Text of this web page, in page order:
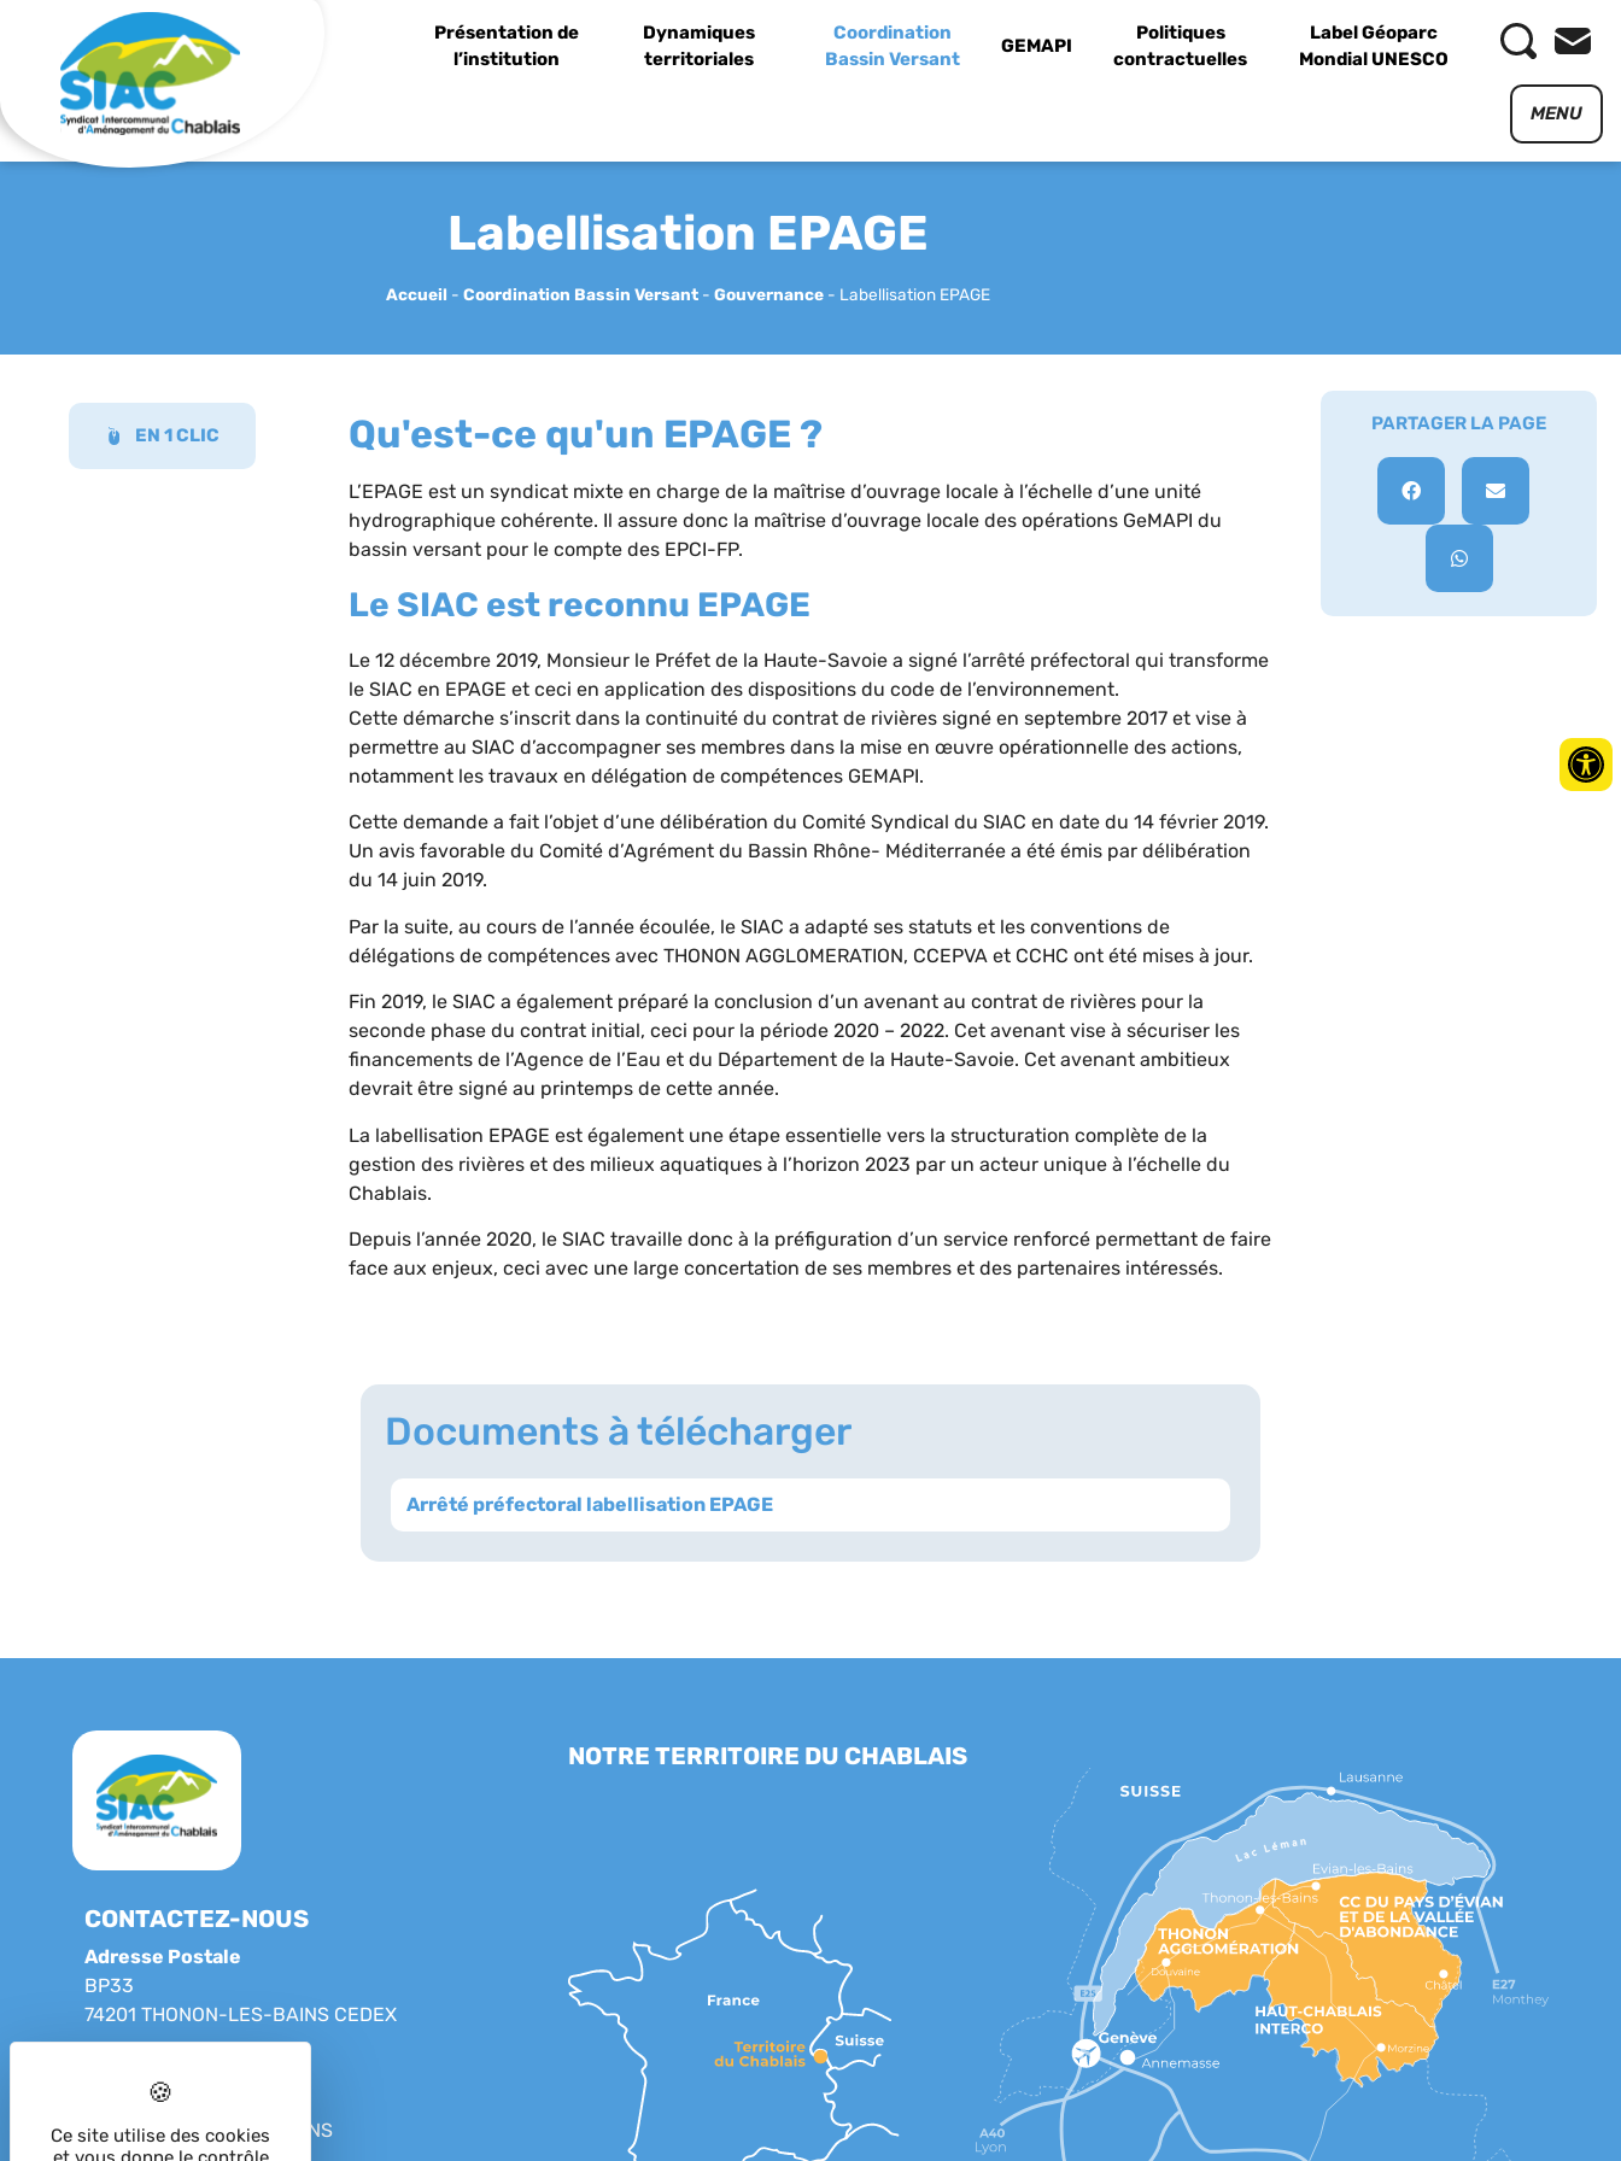
Présentation de
l’institution
Dynamiques
territoriales
Coordination
Bassin Versant
GEMAPI
Politiques
contractuelles
Label Géoparc
Mondial UNESCO
MENU
Labellisation EPAGE
Accueil - Coordination Bassin Versant- Gouvernance- Labellisation EPAGE
EN 1 CLIC Qu'est-ce qu'un EPAGE ?
L’EPAGE est un syndicat mixte en charge de la maîtrise d’ouvrage locale à l’échelle d’une unité
hydrographique cohérente. Il assure donc la maîtrise d’ouvrage locale des opérations GeMAPI du
bassin versant pour le compte des EPCI-FP.
Le SIAC est reconnu EPAGE
Le 12 décembre 2019, Monsieur le Préfet de la Haute-Savoie a signé l’arrêté préfectoral qui transforme
le SIAC en EPAGE et ceci en application des dispositions du code de l’environnement.
Cette démarche s’inscrit dans la continuité du contrat de rivières signé en septembre 2017 et vise à
permettre au SIAC d’accompagner ses membres dans la mise en œuvre opérationnelle des actions,
notamment les travaux en délégation de compétences GEMAPI.
Cette demande a fait l’objet d’une délibération du Comité Syndical du SIAC en date du 14 février 2019.
Un avis favorable du Comité d’Agrément du Bassin Rhône- Méditerranée a été émis par délibération
du 14 juin 2019.
Par la suite, au cours de l’année écoulée, le SIAC a adapté ses statuts et les conventions de
délégations de compétences avec THONON AGGLOMERATION, CCEPVA et CCHC ont été mises à jour.
Fin 2019, le SIAC a également préparé la conclusion d’un avenant au contrat de rivières pour la
seconde phase du contrat initial, ceci pour la période 2020 – 2022. Cet avenant vise à sécuriser les
financements de l’Agence de l’Eau et du Département de la Haute-Savoie. Cet avenant ambitieux
devrait être signé au printemps de cette année.
La labellisation EPAGE est également une étape essentielle vers la structuration complète de la
gestion des rivières et des milieux aquatiques à l’horizon 2023 par un acteur unique à l’échelle du
Chablais.
Depuis l’année 2020, le SIAC travaille donc à la préfiguration d’un service renforcé permettant de faire
face aux enjeux, ceci avec une large concertation de ses membres et des partenaires intéressés.
Documents à télécharger
Arrêté préfectoral labellisation EPAGE
PARTAGER LA PAGE
CONTACTEZ-NOUS
Adresse Postale
BP33
74201 THONON-LES-BAINS CEDEX
23 Grande rue
74200 THONON-LES-BAINS
NOTRE TERRITOIRE DU CHABLAIS
Panneau de gestion des cookies
Ce site utilise des cookies